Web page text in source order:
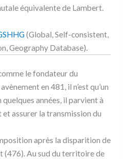
équivalente de Lambert.
(Global, Self-consistent,
Geography Database).
le fondateur du
en 481, il n’est qu’un
quelques années, il parvient à
assurer la transmission du
après la disparition de
(476). Au sud du territoire de